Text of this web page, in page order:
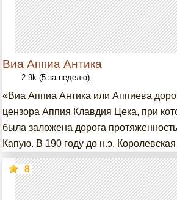
Виа Аппиа Антика
2.9k (5 за неделю)
«Виа Аппиа Антика или Аппиева
цензора Аппия Клавдия Цека, при
была заложена дорога
Капую. В 190 году до н.э.
8